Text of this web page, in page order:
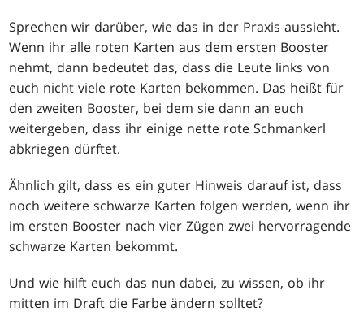
Sprechen wir darüber, wie das in der Praxis aussieht.
Wenn ihr alle roten Karten aus dem ersten Booster
nehmt, dann bedeutet das, dass die Leute links von
euch nicht viele rote Karten bekommen. Das heißt für
den zweiten Booster, bei dem sie dann an euch
weitergeben, dass ihr einige nette rote Schmankerl
abkriegen dürftet.
Ähnlich gilt, dass es ein guter Hinweis darauf ist, dass
noch weitere schwarze Karten folgen werden, wenn ihr
im ersten Booster nach vier Zügen zwei hervorragende
schwarze Karten bekommt.
Und wie hilft euch das nun dabei, zu wissen, ob ihr
mitten im Draft die Farbe ändern solltet?